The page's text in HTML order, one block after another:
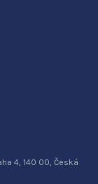
4, 140 00, Česká